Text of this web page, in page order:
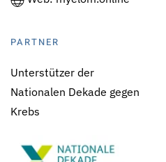
PARTNER
Unterstützer der
Nationalen Dekade gegen
Krebs